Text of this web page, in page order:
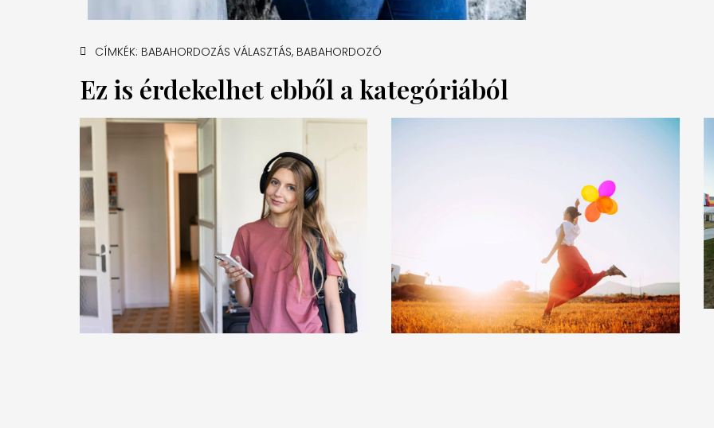
CÍMKÉK: BABAHORDOZÁS VÁLASZTÁS, BABAHORDOZÓ
Ez is érdekelhet ebből a kategóriából